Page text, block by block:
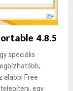
4.8.5
speciális
alábbi Free
egy